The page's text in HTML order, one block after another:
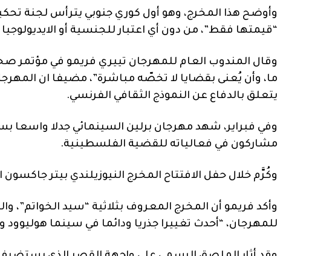
وأوضح هذا المخرج، وهو أول كوري جنوبي يترأس لجنة
“قيمتها فقط”، من دون أي اعتبار للجنسية أو
وقال المندوب العام للمهرجان تييري فريمو في مؤتمر
ما، وأن يُعنى بقضايا لا تخصّه مباشرة”، مضيفا ان
يتعلق بالدفاع عن النموذج الثقافي الفرنسي.
وفي فبراير، شهد مهرجان برلين السينمائي جدلا واسعا
مشاركون في فعالياته للقضية الفلسطينية.
وكُرَّم خلال حفل الافتتاح المخرج النيوزيلندي بيتر
وأكد فريمو أن المخرج المعروف بثلاثية “سيد الخواتم”،
للمهرجان، “أحدث تغييرا جذريا ودائما في سينما